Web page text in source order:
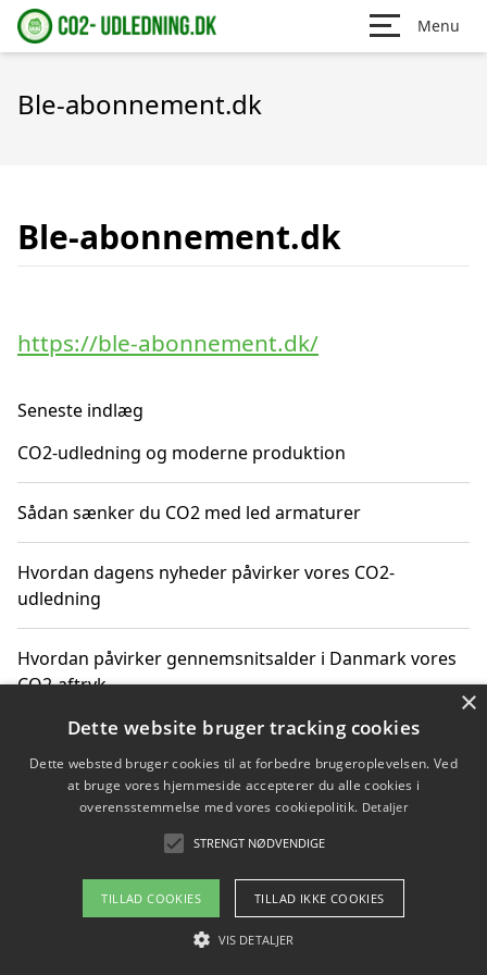
Menu
Ble-abonnement.dk
Ble-abonnement.dk
https://ble-abonnement.dk/
Seneste indlæg
CO2-udledning og moderne produktion
Sådan sænker du CO2 med led armaturer
Hvordan dagens nyheder påvirker vores CO2-
udledning
Hvordan påvirker gennemsnitsalder i Danmark vores
CO2-aftryk
Hvordan nyheder om CO2-udledning påvirker vores
hverdag
Om / kontakt
Blog Betingelser
×
Dette website bruger tracking cookies
Dette websted bruger cookies til at forbedre brugeroplevelsen. Ved
at bruge vores hjemmeside accepterer du alle cookies i
overensstemmelse med vores cookiepolitik. Detaljer
STRENGT NØDVENDIGE
TILLAD COOKIES TILLAD IKKE COOKIES
VIS DETALJER